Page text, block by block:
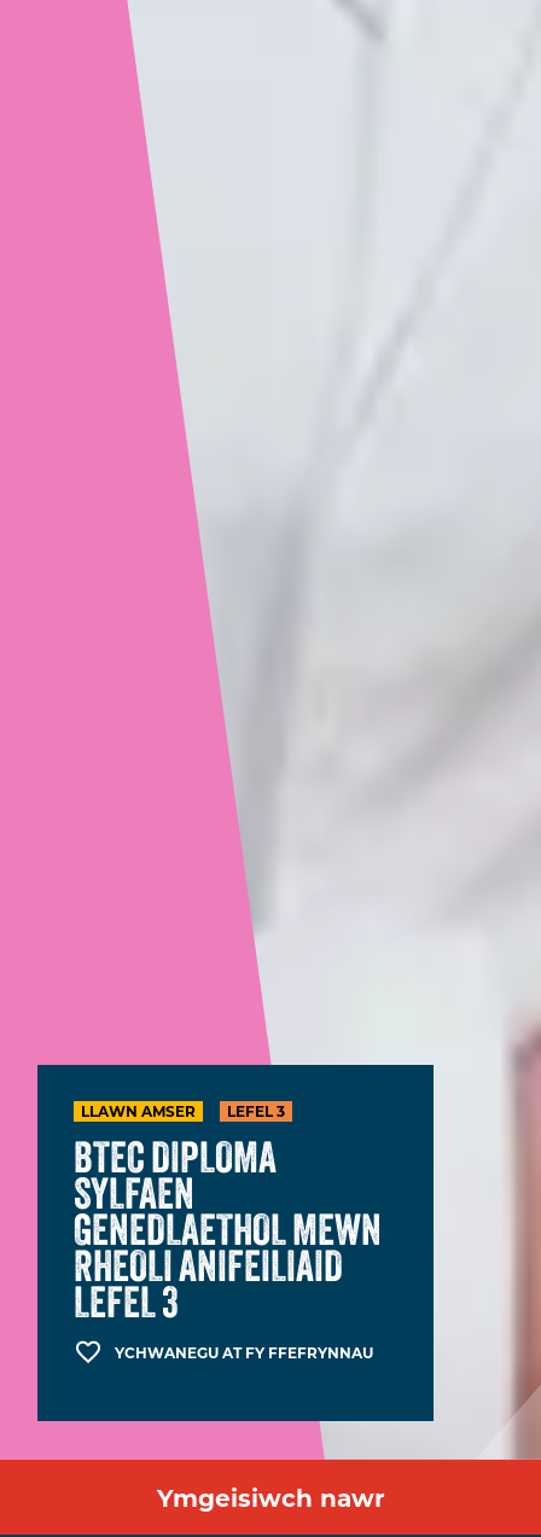
LLAWN AMSER LEFEL 3
BTEC DIPLOMA
SYLFAEN
GENEDLAETHOL MEWN
RHEOLI ANIFEILIAID
LEFEL 3
YCHWANEGU AT FY FFEFRYNNAU
Ymgeisiwch nawr